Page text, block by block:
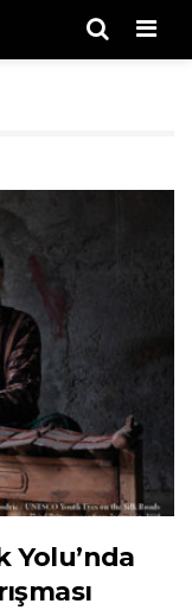
Yolu’nda